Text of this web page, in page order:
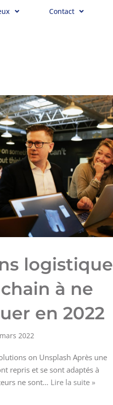
Contact
logistique
à ne
en 2022
2022
on Unsplash Après une
repris et se sont adaptés à
ne sont… Lire la suite »